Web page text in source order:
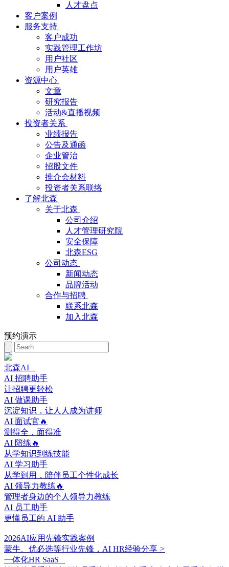
人才盘点
客户案例
服务支持
客户成功
实践管理工作坊
用户社区
用户英雄
资源中心
文章
研究报告
活动&直播视频
投资者关系
业绩报告
公告及通函
企业管治
招股文件
推介会材料
投资者关系联络
了解北森
关于北森
公司介绍
人才管理研究院
安全保障
北森ESG
公司动态
新闻动态
品牌活动
合作与招聘
联系北森
加入北森
预约演示
北森AI
AI 招聘助手
让招聘更轻松
AI 做课助手
沉淀知识，让人人成为讲师
AI 面试官🔥
测得全，面得准
AI 陪练🔥
从学知识到练技能
AI 学习助手
从学到用，陪伴员工个性化成长
AI 领导力教练🔥
管理者身边的个人领导力教练
AI 员工助手
更懂员工的 AI 助手
2026AI应用先锋实践案例
蒙牛、优必选等行业先锋，AI HR经验分享 >
一体化HR SaaS